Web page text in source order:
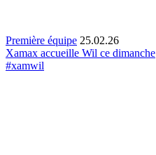
Première équipe 25.02.26
Xamax accueille Wil ce dimanche
#xamwil